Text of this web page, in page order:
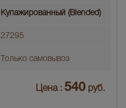
Купажированный (Blended)
27295
Только самовывоз
Цена : 540 руб.